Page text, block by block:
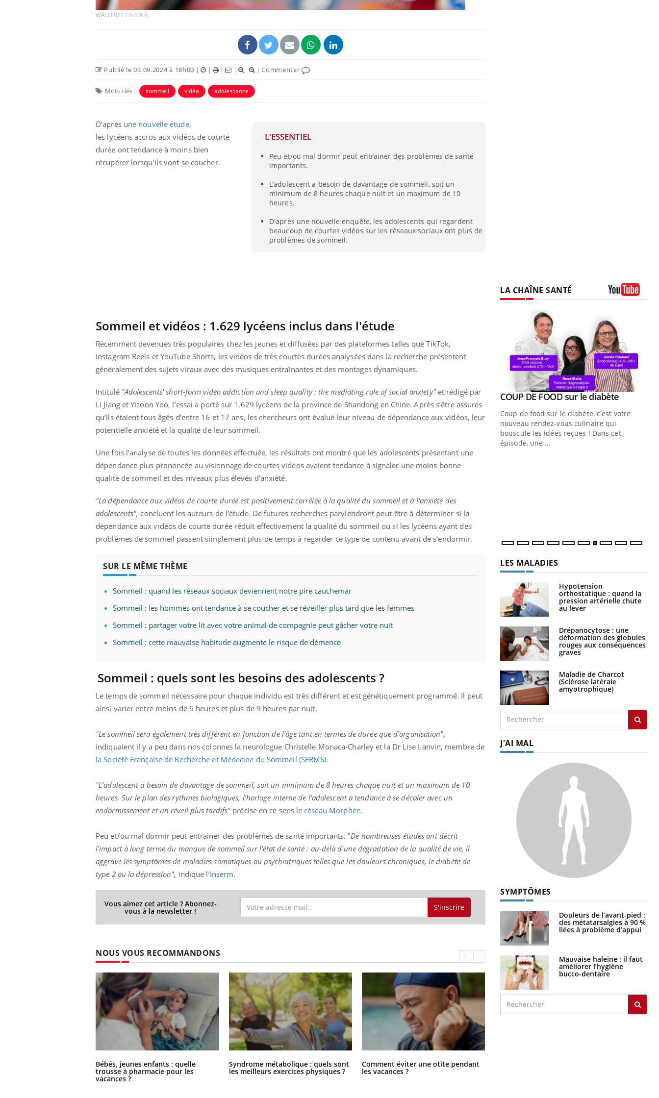
WACHIWIT / ISTOCK.
Publié le 03.09.2024 à 18h00 | | | | |Commenter
Mots clés : sommeil vidéo adolescence
L'ESSENTIEL
Peu et/ou mal dormir peut entrainer des problèmes de santé
importants.
L’adolescent a besoin de davantage de sommeil, soit un
minimum de 8 heures chaque nuit et un maximum de 10
heures.
D'après une nouvelle enquête, les adolescents qui regardent
beaucoup de courtes vidéos sur les réseaux sociaux ont plus de
problèmes de sommeil.
D’après une nouvelle étude,
les lycéens accros aux vidéos de courte
durée ont tendance à moins bien
récupérer lorsqu'ils vont se coucher.
Sommeil et vidéos : 1.629 lycéens inclus dans l'étude
Récemment devenues très populaires chez les jeunes et diffusées par des plateformes telles que TikTok,
Instagram Reels et YouTube Shorts, les vidéos de très courtes durées analysées dans la recherche présentent
généralement des sujets viraux avec des musiques entraînantes et des montages dynamiques.
Intitulé "Adolescents' short-form video addiction and sleep quality : the mediating role of social anxiety"et rédigé par
Li Jiang et Yizoon Yoo, l’essai a porté sur 1.629 lycéens de la province de Shandong en Chine. Après s’être assurés
qu’ils étaient tous âgés d'entre 16 et 17 ans, les chercheurs ont évalué leur niveau de dépendance aux vidéos, leur
potentielle anxiété et la qualité de leur sommeil.
Une fois l'analyse de toutes les données effectuée, les résultats ont montré que les adolescents présentant une
dépendance plus prononcée au visionnage de courtes vidéos avaient tendance à signaler une moins bonne
qualité de sommeil et des niveaux plus élevés d'anxiété.
"La dépendance aux vidéos de courte durée est positivement corrélée à la qualité du sommeil et à l'anxiété des
adolescents", concluent les auteurs de l'étude. De futures recherches parviendront peut-être à déterminer si la
dépendance aux vidéos de courte durée réduit effectivement la qualité du sommeil ou si les lycéens ayant des
problèmes de sommeil passent simplement plus de temps à regarder ce type de contenu avant de s’endormir.
SUR LE MÊME THÈME
Sommeil : quand les réseaux sociaux deviennent notre pire cauchemar
Sommeil : les hommes ont tendance à se coucher et se réveiller plus tard que les femmes
Sommeil : partager votre lit avec votre animal de compagnie peut gâcher votre nuit
Sommeil : cette mauvaise habitude augmente le risque de démence
Sommeil : quels sont les besoins des adolescents ?
Le temps de sommeil nécessaire pour chaque individu est très différent et est génétiquement programmé. Il peut
ainsi varier entre moins de 6 heures et plus de 9 heures par nuit.
"Le sommeil sera également très différent en fonction de l’âge tant en termes de durée que d’organisation",
indiquaient il y a peu dans nos colonnes la neurologue Christelle Monaca-Charley et la Dr Lise Lanvin, membre de
la Société Française de Recherche et Médecine du Sommeil (SFRMS).
"L’adolescent a besoin de davantage de sommeil, soit un minimum de 8 heures chaque nuit et un maximum de 10
heures. Sur le plan des rythmes biologiques, l’horloge interne de l’adolescent a tendance à se décaler avec un
endormissement et un réveil plus tardifs" précise en ce sens le réseau Morphée.
Peu et/ou mal dormir peut entrainer des problèmes de santé importants. "De nombreuses études ont décrit
l'impact à long terme du manque de sommeil sur l'état de santé : au-delà d'une dégradation de la qualité de vie, il
aggrave les symptômes de maladies somatiques ou psychiatriques telles que les douleurs chroniques, le diabète de
type 2 ou la dépression", indique l’Inserm.
Vous aimez cet article ? Abonnez-
vous à la newsletter ! S'inscrire
NOUS VOUS RECOMMANDONS
Bébés, jeunes enfants : quelle
trousse à pharmacie pour les
vacances ?
Syndrome métabolique : quels sont
les meilleurs exercices physiques ?
Comment éviter une otite pendant
les vacances ?
LA CHAÎNE SANTÉ
Eczéma Chronique des Mains : se
préparer pour l’été !Youtube
L'été arrive… et avec lui, un tout nouveau
rythme de vie ! Vacances, plage, piscine,
Youtube
Diabète & Ramadan 2026Youtube
Le Ramadan approche, et, pour de
nombreuses personnes atteintes de
diabète, c'est une période de questions, de
Youtube
Un « jumeau numérique » pour
faciliter l’accès à la médecine
préventiveYoutube
santé : l'utilisation d'un « jumeau
numérique » permet ...
Youtube
COUP DE FOOD sur le diabèteYoutube
Coup de food sur le diabète, c'est votre
nouveau rendez-vous culinaire qui
bouscule les idées reçues ! Dans cet
épisode, une ...
LES MALADIES
Hypotension
orthostatique : quand la
pression artérielle chute
au lever
Drépanocytose : une
déformation des globules
rouges aux conséquences
graves
Maladie de Charcot
(Sclérose latérale
amyotrophique)
J'AI MAL
SYMPTÔMES
Douleurs de l’avant-pied :
des métatarsalgies à 90 %
liées à problème d’appui
Mauvaise haleine : il faut
améliorer l’hygiène
bucco-dentaire